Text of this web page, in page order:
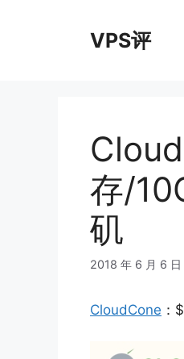
VPS评
存/
矶
2018 年 6 月 6 日
CloudCone ：